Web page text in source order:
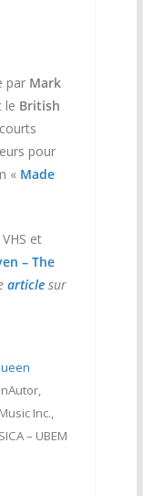
par Mark
le British
pour
« Made
et
– The
articlesur
Inc.,
– UBEM